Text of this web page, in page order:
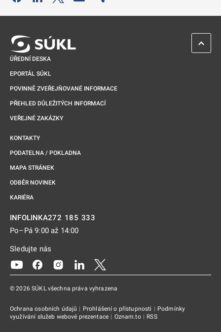
ÚŘEDNÍ DESKA
EPORTÁL SÚKL
POVINNĚ ZVEŘEJŇOVANÉ INFORMACE
PŘEHLED DŮLEŽITÝCH INFORMACÍ
VEŘEJNÉ ZAKÁZKY
KONTAKTY
PODATELNA / POKLADNA
MAPA STRÁNEK
ODBĚR NOVINEK
KARIÉRA
INFOLINKA272 185 333
Po–Pá 9:00 až 14:00
Sledujte nás
Odkaz se otevře na nové kartě
Odkaz se otevře na nové kartě
Odkaz se otevře na nové kartě
Odkaz se otevře na nové kartě
© 2026 SÚKL všechna práva vyhrazena
Ochrana osobních údajů | Prohlášení o přístupnosti | Podmínky
využívání služeb webové prezentace | Oznam.to | RSS
ZPĚT